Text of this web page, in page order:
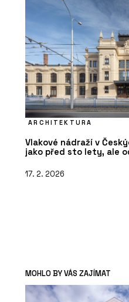
ARCHITEKTURA
Vlakové nádraží v
jako před sto lety, ale
17. 2. 2026
MOHLO BY VÁS ZAJÍMAT